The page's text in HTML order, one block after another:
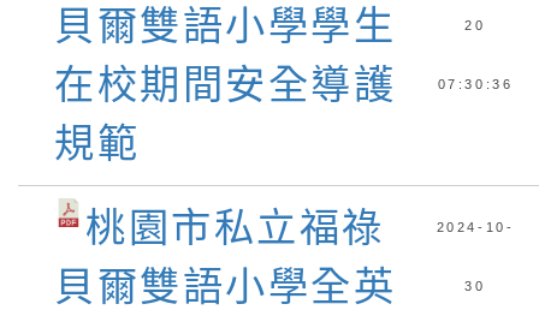
貝爾雙語小學學生
在校期間安全導護
規範
20
07:30:36
桃園市私立福祿
貝爾雙語小學全英
2024-10-
30